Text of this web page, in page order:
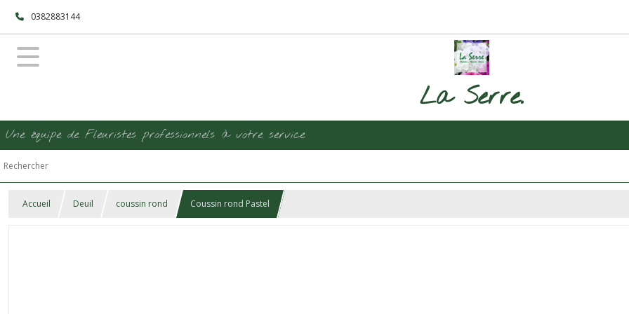
0382883144
La Serre.
Une équipe de Fleuristes professionnels à votre service
Accueil Deuil coussin rond Coussin rond Pastel